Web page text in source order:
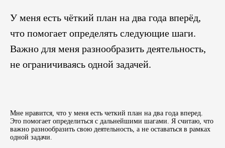
У меня есть чёткий план на два года вперёд,
что помогает определять следующие шаги.
Важно для меня разнообразить деятельность,
не ограничиваясь одной задачей.
Мне нравится, что у меня есть четкий план на два года вперед.
Это помогает определиться с дальнейшими шагами. Я считаю, что
важно разнообразить свою деятельность, а не оставаться в рамках
одной задачи.